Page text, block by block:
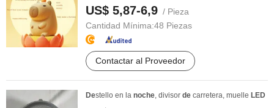
US$ 5,87-6,9 / Pieza
Cantidad Mínima:48 Piezas
Contactar al Proveedor
Destello en la noche, divisor de carretera, muelle LED